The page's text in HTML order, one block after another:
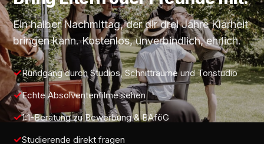
Ein halber Nachmittag, der dir drei Jahre Klarheit
bringen kann. Kostenlos, unverbindlich, ehrlich.
Rundgang durch Studios, Schnitträume und Tonstudio
Echte Absolventenfilme sehen
1:1-Beratung zu Bewerbung & BAföG
Studierende direkt fragen